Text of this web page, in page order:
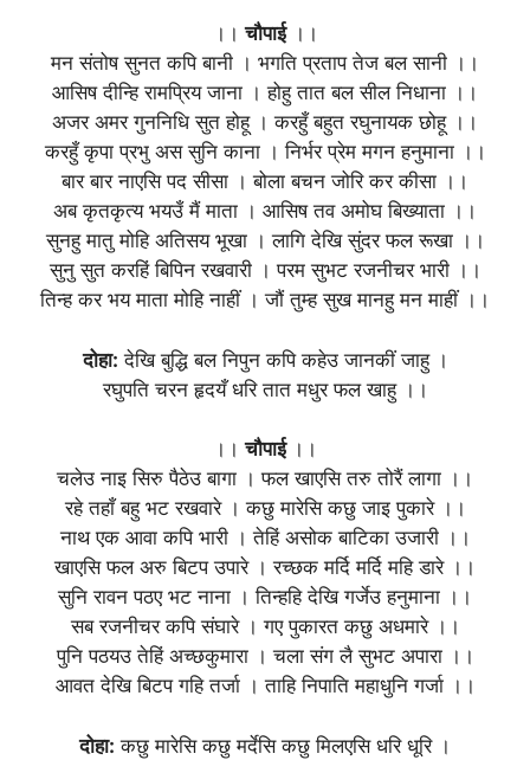
।।चौपाई।।
मन संतोष सुनत कपि बानी । भगति प्रताप तेज बल सानी ।।
आसिष दीन्हि रामप्रिय जाना । होहु तात बल सील निधाना ।।
अजर अमर गुननिधि सुत होहू । करहुँ बहुत रघुनायक छोहू ।।
करहुँ कृपा प्रभु अस सुनि काना । निर्भर प्रेम मगन हनुमाना ।।
बार बार नाएसि पद सीसा । बोला बचन जोरि कर कीसा ।।
अब कृतकृत्य भयउँ मैं माता । आसिष तव अमोघ बिख्याता ।।
सुनहु मातु मोहि अतिसय भूखा । लागि देखि सुंदर फल रूखा ।।
सुनु सुत करहिं बिपिन रखवारी । परम सुभट रजनीचर भारी ।।
तिन्ह कर भय माता मोहि नाहीं । जौं तुम्ह सुख मानहु मन माहीं ।।
दोहा: देखि बुद्धि बल निपुन कपि कहेउ जानकीं जाहु ।
रघुपति चरन हृदयँ धरि तात मधुर फल खाहु ।।
।।चौपाई ।।
चलेउ नाइ सिरु पैठेउ बागा । फल खाएसि तरु तोरैं लागा ।।
रहे तहाँ बहु भट रखवारे । कछु मारेसि कछु जाइ पुकारे ।।
नाथ एक आवा कपि भारी । तेहिं असोक बाटिका उजारी ।।
खाएसि फल अरु बिटप उपारे । रच्छक मर्दि मर्दि महि डारे ।।
सुनि रावन पठए भट नाना । तिन्हहि देखि गर्जेउ हनुमाना ।।
सब रजनीचर कपि संघारे । गए पुकारत कछु अधमारे ।।
पुनि पठयउ तेहिं अच्छकुमारा । चला संग लै सुभट अपारा ।।
आवत देखि बिटप गहि तर्जा । ताहि निपाति महाधुनि गर्जा ।।
दोहा: कछु मारेसि कछु मर्देसि कछु मिलएसि धरि धूरि ।